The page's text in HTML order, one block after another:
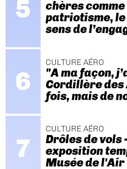
chères
patriotisme,
sens de
CULTURE AÉRO
"A ma façon,
Cordillère des
fois, mais de
CULTURE AÉRO
Drôles de vols
exposition
Musée de l'Air